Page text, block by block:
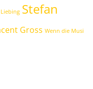
Stefan
Gross Wenn die Musi